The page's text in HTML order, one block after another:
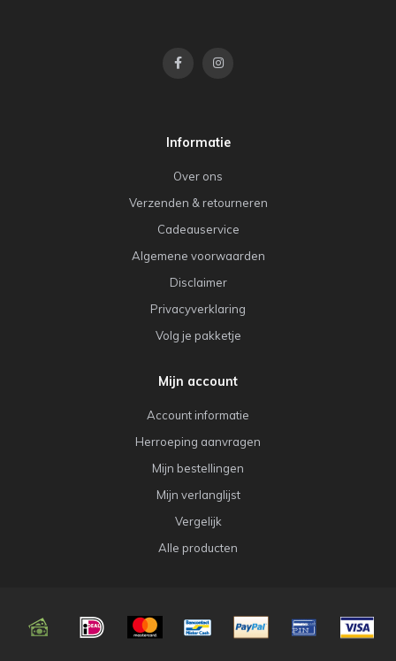
Informatie
Over ons
Verzenden & retourneren
Cadeauservice
Algemene voorwaarden
Disclaimer
Privacyverklaring
Volg je pakketje
Mijn account
Account informatie
Herroeping aanvragen
Mijn bestellingen
Mijn verlanglijst
Vergelijk
Alle producten